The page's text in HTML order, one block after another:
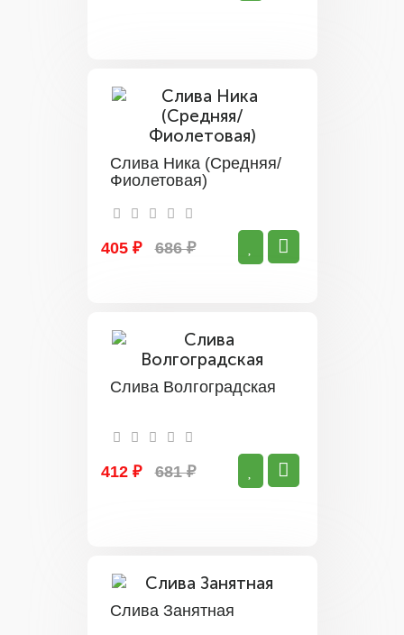
Слива Ника (Средняя/
Фиолетовая)
405 ₽ 686 ₽
Слива Волгоградская
412 ₽ 681 ₽
Слива Занятная